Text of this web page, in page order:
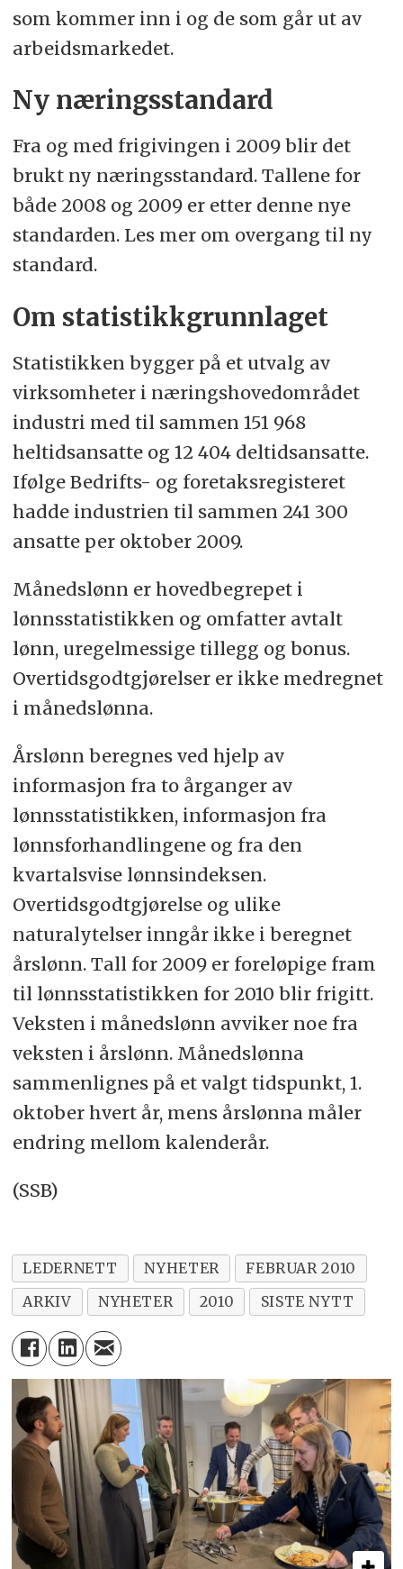
som kommer inn i og de som går ut av
arbeidsmarkedet.
Ny næringsstandard
Fra og med frigivingen i 2009 blir det
brukt ny næringsstandard. Tallene for
både 2008 og 2009 er etter denne nye
standarden. Les mer om overgang til ny
standard.
Om statistikkgrunnlaget
Statistikken bygger på et utvalg av
virksomheter i næringshovedområdet
industri med til sammen 151 968
heltidsansatte og 12 404 deltidsansatte.
Ifølge Bedrifts- og foretaksregisteret
hadde industrien til sammen 241 300
ansatte per oktober 2009.
Månedslønn er hovedbegrepet i
lønnsstatistikken og omfatter avtalt
lønn, uregelmessige tillegg og bonus.
Overtidsgodtgjørelser er ikke medregnet
i månedslønna.
Årslønn beregnes ved hjelp av
informasjon fra to årganger av
lønnsstatistikken, informasjon fra
lønnsforhandlingene og fra den
kvartalsvise lønnsindeksen.
Overtidsgodtgjørelse og ulike
naturalytelser inngår ikke i beregnet
årslønn. Tall for 2009 er foreløpige fram
til lønnsstatistikken for 2010 blir frigitt.
Veksten i månedslønn avviker noe fra
veksten i årslønn. Månedslønna
sammenlignes på et valgt tidspunkt, 1.
oktober hvert år, mens årslønna måler
endring mellom kalenderår.
(SSB)
LEDERNETT NYHETER
FEBRUAR 2010
ARKIV
NYHETER 2010 SISTE NYTT